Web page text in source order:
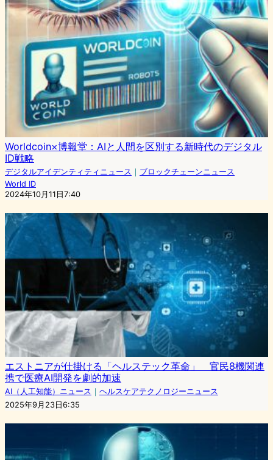
Worldcoin×博報堂：AIと人間を区別する新時代のデジタル
ID戦略
デジタルアイデンティティニュース ｜ ブロックチェーンニュース
World ID
2024年10月11日7:40
エストニアが仕掛ける「ヘルステック革命」 官民8機関連
携で医療AI開発を劇的加速
AI（人工知能）ニュース ｜ ヘルスケアテクノロジーニュース
2025年9月23日6:35